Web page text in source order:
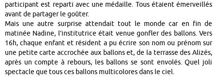
participant est reparti avec une médaille. Tous étaient émerveillés
avant de partager le goûter.
Mais une autre surprise attendait tout le monde car en fin de
matinée Nadine, l’institutrice était venue gonfler des ballons. Vers
16h, chaque enfant et résident a pu écrire son nom ou prénom sur
une petite carte accrochée aux ballons et, de la terrasse des Alizés,
après un compte à rebours, les ballons se sont envolés. Quel joli
spectacle que tous ces ballons multicolores dans le ciel.